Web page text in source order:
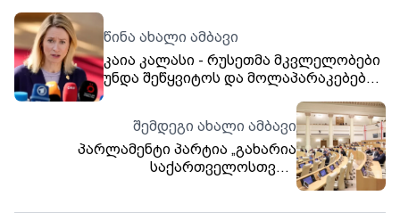
წინა ახალი ამბავი
კაია კალასი - რუსეთმა მკვლელობები
უნდა შეწყვიტოს და მოლაპარაკებები
შემდეგი ახალი ამბავი
პარლამენტი პარტია „გახარია
საქართველოსთვის“